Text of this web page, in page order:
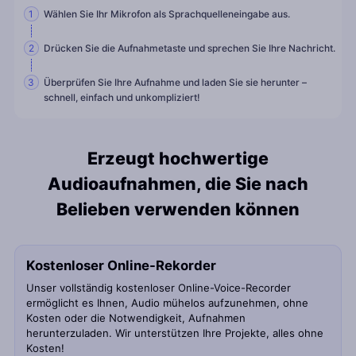
1 Wählen Sie Ihr Mikrofon als Sprachquelleneingabe aus.
2 Drücken Sie die Aufnahmetaste und sprechen Sie Ihre Nachricht.
3
Überprüfen Sie Ihre Aufnahme und laden Sie sie herunter –
schnell, einfach und unkompliziert!
Erzeugt hochwertige
Audioaufnahmen, die Sie nach
Belieben verwenden können
Kostenloser Online-Rekorder
Unser vollständig kostenloser Online-Voice-Recorder
ermöglicht es Ihnen, Audio mühelos aufzunehmen, ohne
Kosten oder die Notwendigkeit, Aufnahmen
herunterzuladen. Wir unterstützen Ihre Projekte, alles ohne
Kosten!